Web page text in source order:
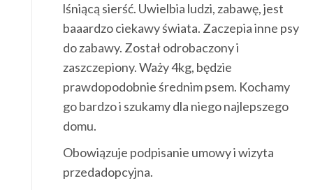
lśniącą sierść. Uwielbia ludzi, zabawę, jest
baaardzo ciekawy świata. Zaczepia inne psy
do zabawy. Został odrobaczony i
zaszczepiony. Waży 4kg, będzie
prawdopodobnie średnim psem. Kochamy
go bardzo i szukamy dla niego najlepszego
domu.
Obowiązuje podpisanie umowy i wizyta
przedadopcyjna.